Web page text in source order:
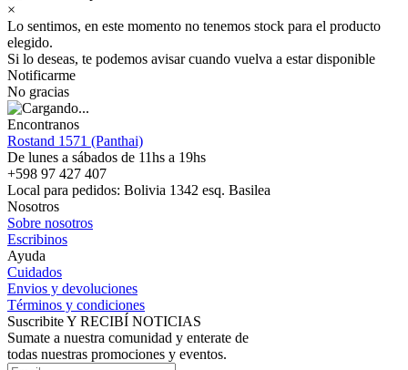
×
Lo sentimos, en este momento no tenemos stock para el producto
elegido.
Si lo deseas, te podemos avisar cuando vuelva a estar disponible
Notificarme
No gracias
Encontranos
Rostand 1571 (Panthai)
De lunes a sábados de 11hs a 19hs
+598 97 427 407
Local para pedidos: Bolivia 1342 esq. Basilea
Nosotros
Sobre nosotros
Escribinos
Ayuda
Cuidados
Envios y devoluciones
Términos y condiciones
Suscribite Y RECIBÍ NOTICIAS
Sumate a nuestra comunidad y enterate de
todas nuestras promociones y eventos.